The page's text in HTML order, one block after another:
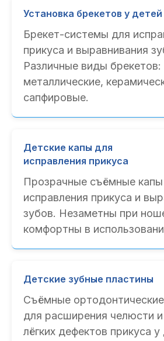
Установка брекетов у детей
Брекет-системы для
прикуса и выравнивания
Различные виды брекетов:
металлические,
сапфировые.
Детские капы для
исправления прикуса
Прозрачные съёмные
исправления прикуса и
зубов. Незаметны при
комфортны в
Детские зубные пластины
Съёмные ортодонтические
для расширения челюсти и
лёгких дефектов прикуса у